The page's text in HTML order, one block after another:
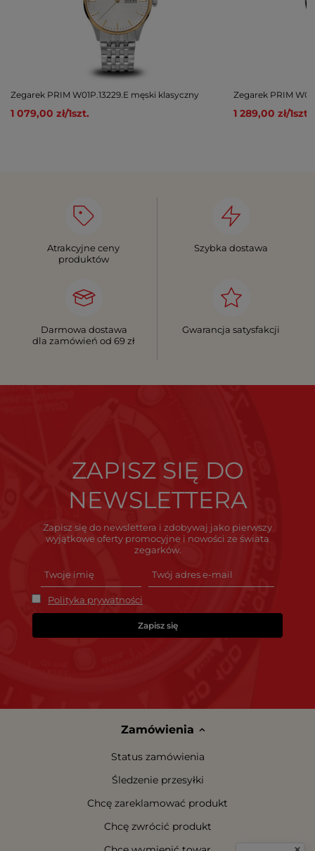
Zegarek PRIM W01P.13229.E męski klasyczny
1 079,00 zł/1szt.
Zegarek PRIM
1 289,00 zł/1szt.
Atrakcyjne ceny
produktów
Szybka dostawa
Darmowa dostawa
dla zamówień od 69 zł
Gwarancja satysfakcji
ZAPISZ SIĘ DO
NEWSLETTERA
Zapisz się do newslettera i zdobywaj jako pierwszy
wyjątkowe oferty promocyjne i nowości ze świata
zegarków.
Polityka prywatności
Zapisz się
Zamówienia
Status zamówienia
Śledzenie przesyłki
Chcę zareklamować produkt
Chcę zwrócić produkt